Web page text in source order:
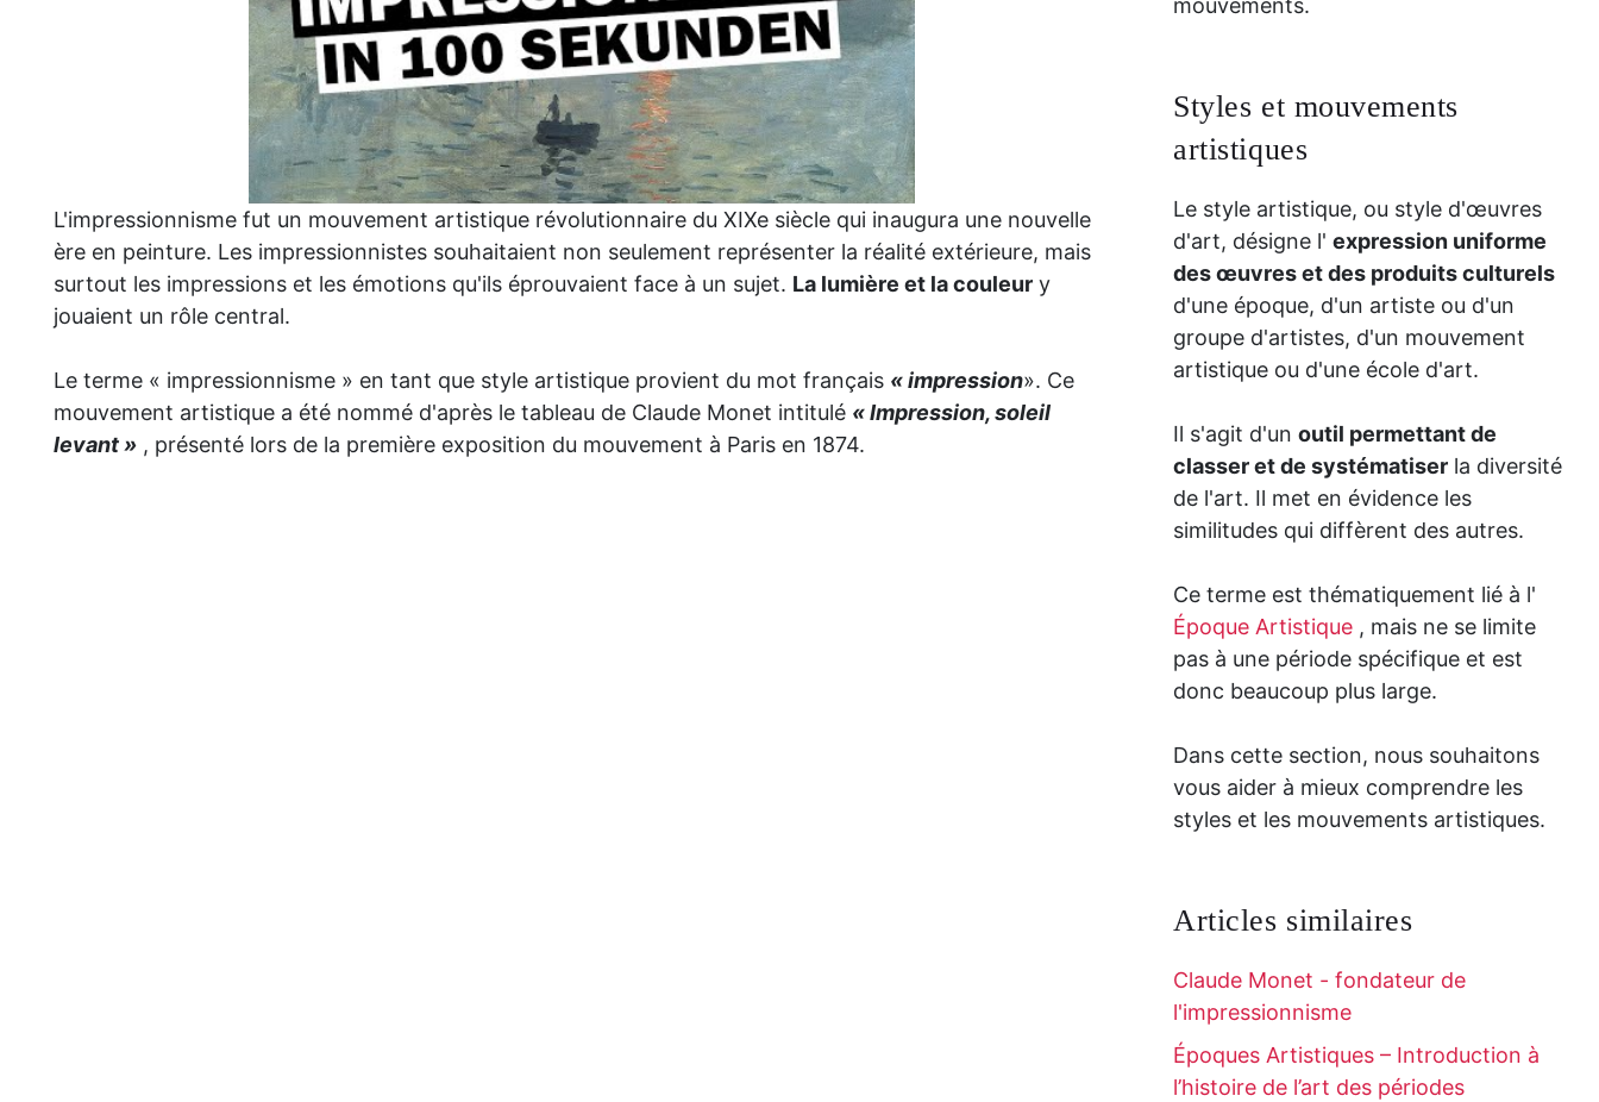
L'impressionnisme fut un mouvement artistique révolutionnaire du XIXe siècle qui inaugura une nouvelle
ère en peinture. Les impressionnistes souhaitaient non seulement représenter la réalité extérieure, mais
surtout les impressions et les émotions qu'ils éprouvaient face à un sujet. La lumière et la couleur y
jouaient un rôle central.
Le terme « impressionnisme » en tant que style artistique provient du mot français « impression». Ce
mouvement artistique a été nommé d'après le tableau de Claude Monet intitulé « Impression, soleil
levant » , présenté lors de la première exposition du mouvement à Paris en 1874.
mouvements.
Styles et mouvements
artistiques
Le style artistique, ou style d'œuvres
d'art, désigne l'expression uniforme
des œuvres et des produits culturels
d'une époque, d'un artiste ou d'un
groupe d'artistes, d'un mouvement
artistique ou d'une école d'art.
Il s'agit d'unoutil permettant de
classer et de systématiser la diversité
de l'art. Il met en évidence les
similitudes qui diffèrent des autres.
Ce terme est thématiquement lié à l'
Époque Artistique , mais ne se limite
pas à une période spécifique et est
donc beaucoup plus large.
Dans cette section, nous souhaitons
vous aider à mieux comprendre les
styles et les mouvements artistiques.
Articles similaires
Claude Monet - fondateur de
l'impressionnisme
Époques Artistiques – Introduction à
l’histoire de l’art des périodes